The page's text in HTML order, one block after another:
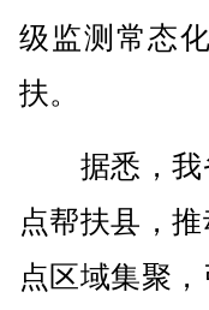
级监测常态
扶。
据悉，我
点帮扶县，
点区域集聚